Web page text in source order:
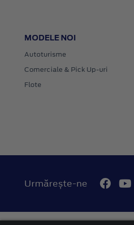
MODELE NOI
Autoturisme
Comerciale & Pick Up-uri
Flote
Urmărește-ne